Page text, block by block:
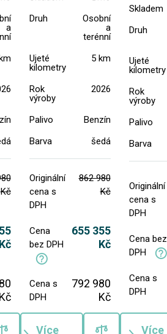
a
Kč
Druh
Osobní
a
terénní
Ujeté
kilometry
5 km
Rok
výroby
2026
Palivo
Benzín
Barva
šedá
Originální
cena s
DPH
862 980
Kč
Cena
bez DPH
655 355
Kč
Cena s
DPH
792 980
Kč
Více
Skladem
Druh
Ujeté
kilometry
Rok
výroby
Palivo
Barva
Originální
cena s
DPH
Cena bez
DPH
Cena s
DPH
Více